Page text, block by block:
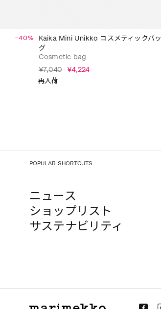
−40%
Kaika Mini Unikko コスメティックバッ
グ
Cosmetic bag
¥7,040 ¥4,224
再入荷
POPULAR SHORTCUTS
ニュース
ショップリスト
サステナビリティ